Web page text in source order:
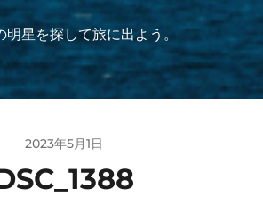
明星を探して旅に出よう。
2023年5月1日